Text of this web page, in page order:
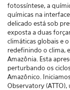
fotossíntese, a
químicas na
delicado está sob
exposta a duas
climáticas globais e
redefinindo o clima,
Amazônia. Esta
perturbando os
Amazônico.
Observatory